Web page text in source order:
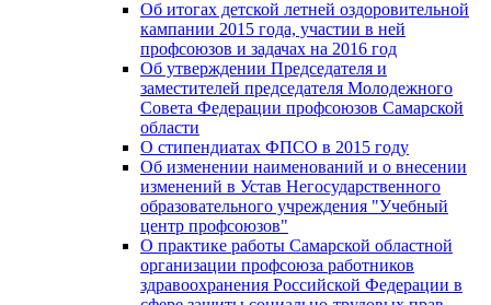
Об итогах детской летней оздоровительной
кампании 2015 года, участии в ней
профсоюзов и задачах на 2016 год
Об утверждении Председателя и
заместителей председателя Молодежного
Совета Федерации профсоюзов Самарской
области
О стипендиатах ФПСО в 2015 году
Об изменении наименований и о внесении
изменений в Устав Негосударственного
образовательного учреждения "Учебный
центр профсоюзов"
О практике работы Самарской областной
организации профсоюза работников
здравоохранения Российской Федерации в